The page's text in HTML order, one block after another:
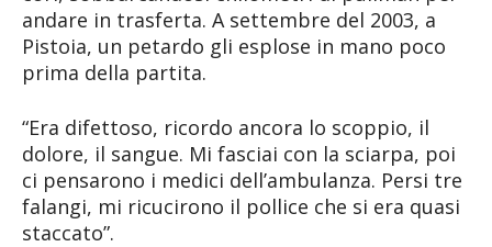
andare in trasferta. A settembre del 2003, a
Pistoia, un petardo gli esplose in mano poco
prima della partita.
“Era difettoso, ricordo ancora lo scoppio, il
dolore, il sangue. Mi fasciai con la sciarpa, poi
ci pensarono i medici dell’ambulanza. Persi tre
falangi, mi ricucirono il pollice che si era quasi
staccato”.